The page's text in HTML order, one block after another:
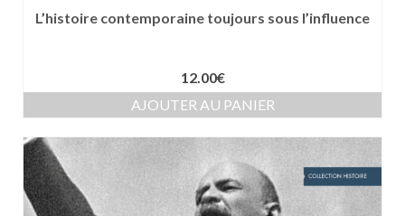
L’histoire contemporaine toujours sous l’influence
12.00€
AJOUTER AU PANIER